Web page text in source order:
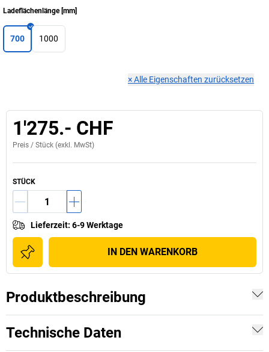
Ladeflächenlänge[mm]
700 1000
×Alle Eigenschaften zurücksetzen
1'275.- CHF
Preis / Stück (exkl. MwSt)
STÜCK
Lieferzeit: 6-9 Werktage
IN DEN WARENKORB
Produktbeschreibung
Technische Daten